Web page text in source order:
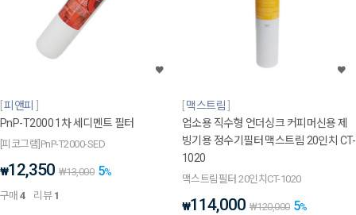
피앤피
PnP-T2000 1차 세디멘트 필터
[피코그램]PnP-T2000-SED
₩12,350 ₩13,000 5%
구매4 리뷰 1
맥스트림
업소용 직수형 언더싱크 커피머신용 제
빙기용 정수기필터 맥스트림 20인치 CT-
1020
맥스트림필터 20인치CT-1020
₩114,000 ₩120,000 5%